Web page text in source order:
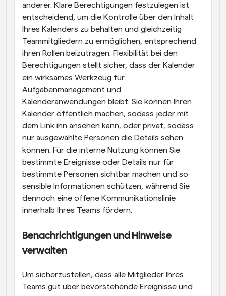
anderer. Klare Berechtigungen festzulegen ist
entscheidend, um die Kontrolle über den Inhalt
Ihres Kalenders zu behalten und gleichzeitig
Teammitgliedern zu ermöglichen, entsprechend
ihren Rollen beizutragen. Flexibilität bei den
Berechtigungen stellt sicher, dass der Kalender
ein wirksames Werkzeug für
Aufgabenmanagement und
Kalenderanwendungen bleibt. Sie können Ihren
Kalender öffentlich machen, sodass jeder mit
dem Link ihn ansehen kann, oder privat, sodass
nur ausgewählte Personen die Details sehen
können. Für die interne Nutzung können Sie
bestimmte Ereignisse oder Details nur für
bestimmte Personen sichtbar machen und so
sensible Informationen schützen, während Sie
dennoch eine offene Kommunikationslinie
innerhalb Ihres Teams fördern.
Benachrichtigungen und Hinweise
verwalten
Um sicherzustellen, dass alle Mitglieder Ihres
Teams gut über bevorstehende Ereignisse und